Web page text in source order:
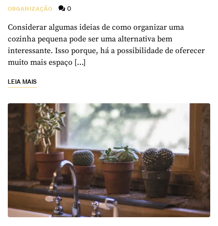
ORGANIZAÇÃO 0
Considerar algumas ideias de como organizar uma
cozinha pequena pode ser uma alternativa bem
interessante. Isso porque, há a possibilidade de oferecer
muito mais espaço […]
LEIA MAIS